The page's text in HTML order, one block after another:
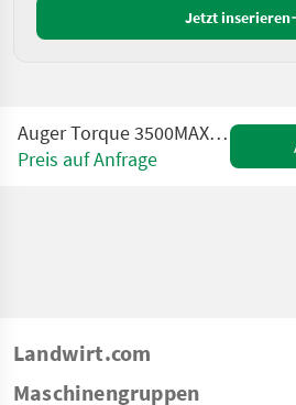
Jetzt inserieren
Auger Torque 3500MAX Erdbohrer | 2,5-4,5t Bagger
Preis auf Anfrage
Landwirt.com
Maschinengruppen